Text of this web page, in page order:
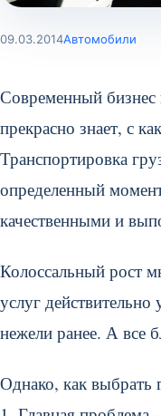
09.03.2014Автомобили
Современный бизнес
прекрасно знает, с
Транспортировка
определенный
качественными и
Колоссальный рост
услуг
нежели ранее. А все
Однако, как выбрать